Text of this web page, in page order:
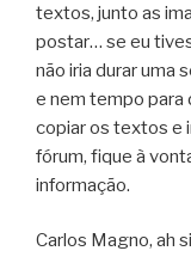
textos, junto as
postar… se eu
não iria durar uma
e nem tempo para
copiar os textos e
fórum, fique à
informação.
Carlos Magno, ah